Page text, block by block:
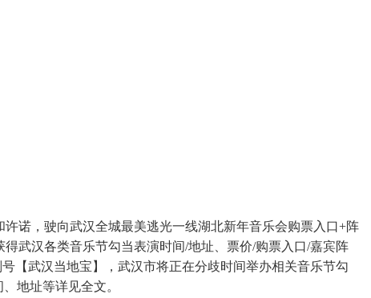
诺，驶向武汉全城最美逃光一线湖北新年音乐会购票入口+阵
武汉各类音乐节勾当表演时间/地址、票价/购票入口/嘉宾阵
【武汉当地宝】，武汉市将正在分歧时间举办相关音乐节勾
地址等详见全文。